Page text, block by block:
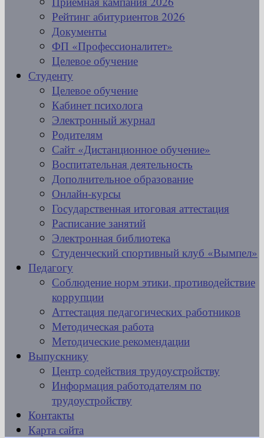
Рейтинг абитуриентов 2026
Документы
ФП «Профессионалитет»
Целевое обучение
Студенту
Целевое обучение
Кабинет психолога
Электронный журнал
Родителям
Сайт «Дистанционное обучение»
Воспитательная деятельность
Дополнительное образование
Онлайн-курсы
Государственная итоговая аттестация
Расписание занятий
Электронная библиотека
Студенческий спортивный клуб «Вымпел»
Педагогу
Соблюдение норм этики, противодействие
коррупции
Аттестация педагогических работников
Методическая работа
Методические рекомендации
Выпускнику
Центр содействия трудоустройству
Информация работодателям по
трудоустройству
Контакты
Карта сайта